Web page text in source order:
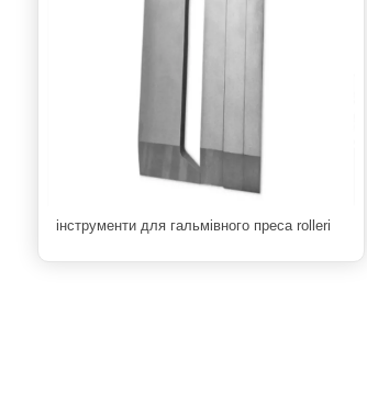
інструменти для гальмівного преса rolleri